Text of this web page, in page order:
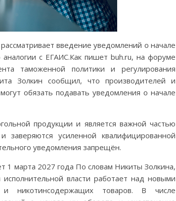
введение уведомлений о начале
с ЕГАИС.Как пишет buh.ru, на форуме
таможенной политики и регулирования
Золкин сообщил, что производителей и
обязать подавать уведомления о начале
продукции и является важной частью
усиленной квалифицированной
уведомления запрещён.
1 марта 2027 года По словам Никиты Золкина,
власти работает над новыми
никотинсодержащих товаров. В числе